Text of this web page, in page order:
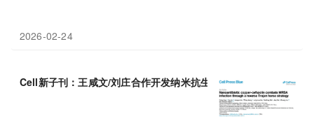
2026-02-24
Cell新子刊：王咸文/刘庄合作开发纳米抗生素，利用反向特洛伊木